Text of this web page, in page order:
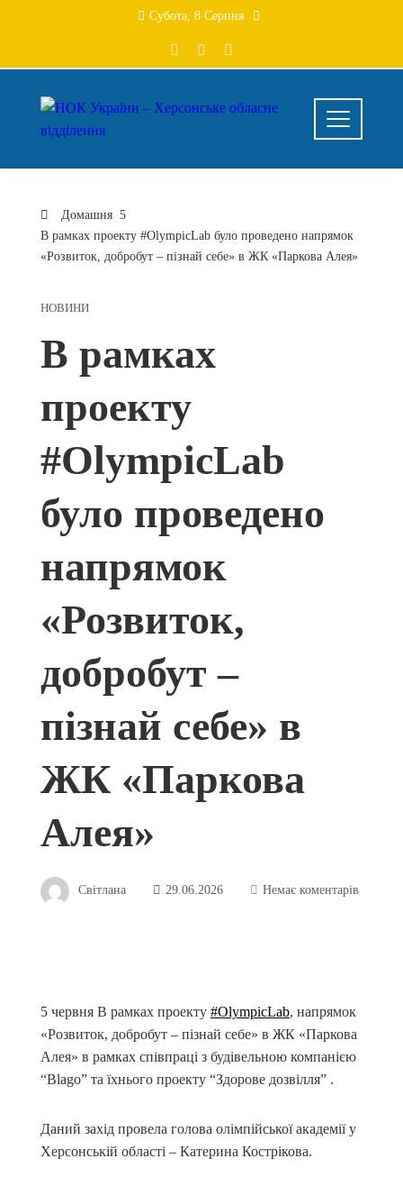
Субота, 8 Серпня
Домашня
В рамках проекту #OlympicLab було проведено напрямок
«Розвиток, добробут – пізнай себе» в ЖК «Паркова Алея»
НОВИНИ
В рамках
проекту
#OlympicLab
було проведено
напрямок
«Розвиток,
добробут –
пізнай себе» в
ЖК «Паркова
Алея»
Світлана 29.06.2026 Немає коментарів
5 червня В рамках проекту #OlympicLab, напрямок
«Розвиток, добробут – пізнай себе» в ЖК «Паркова
Алея» в рамках співпраці з будівельною компанією
“Blago” та їхнього проекту “Здорове дозвілля” .
Даний захід провела голова олімпійської академії у
Херсонській області – Катерина Кострікова.